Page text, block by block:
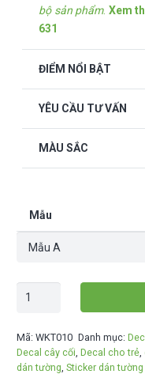
bộ sản phẩm. Xem
631
ĐIỂM NỔI BẬT
YÊU CẦU TƯ VẤN
MÀU SẮC
Mẫu
Decal
Koala
with
Mã: WKT010 Danh mục:
Decal cây cối Decal cho trẻ
dán tường Sticker dán tường